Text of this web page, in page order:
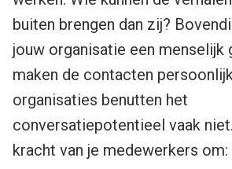
buiten brengen dan zij?
jouw organisatie een menselijk
maken de contacten
organisaties benutten het
conversatiepotentieel vaak
kracht van je medewerkers om: